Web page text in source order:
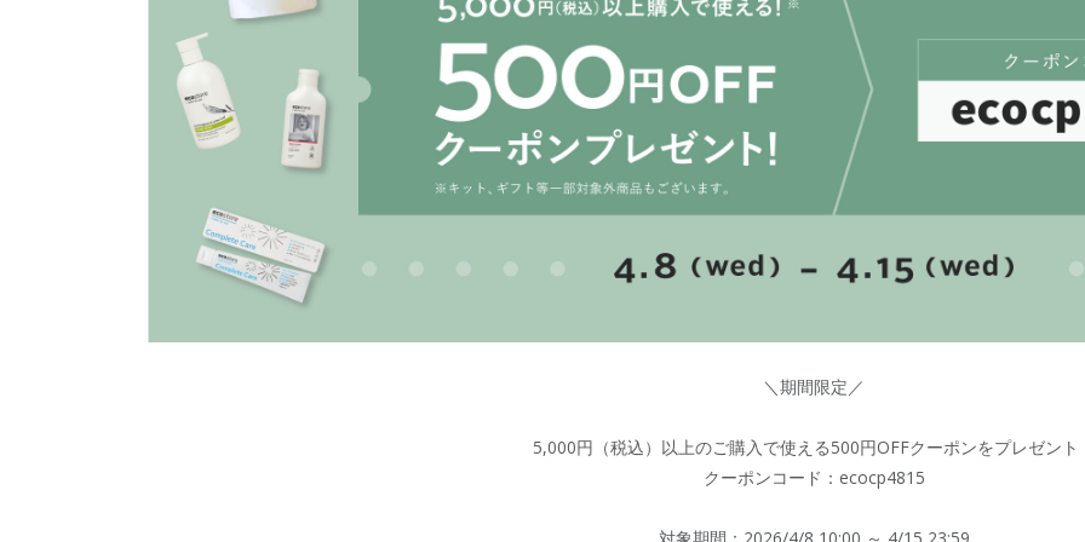
＼期間限定／
5,000円（税込）以上のご購入で使える500円OFFクーポンをプレゼント
クーポンコード：ecocp4815